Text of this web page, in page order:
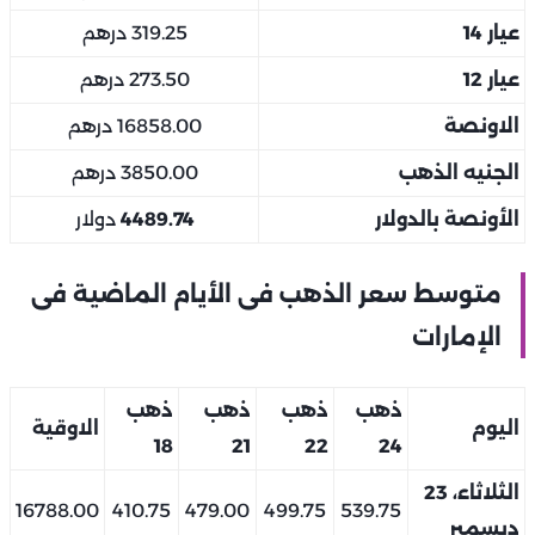
عيار 14 319.25 درهم
عيار 12 273.50 درهم
الاونصة 16858.00 درهم
الجنيه الذهب 3850.00 درهم
الأونصة بالدولار 4489.74 دولار
متوسط سعر الذهب فى الأيام الماضية فى
الإمارات
اليوم
ذهب
24
ذهب
22
ذهب
21
ذهب
18
الاوقية
الثلاثاء، 23
ديسمبر
539.75
499.75
479.00
410.75
16788.00